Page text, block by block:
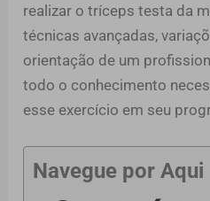
realizar o tríceps testa da
técnicas avançadas,
orientação de um
todo o conhecimento
esse exercício em seu
Navegue por Aqui